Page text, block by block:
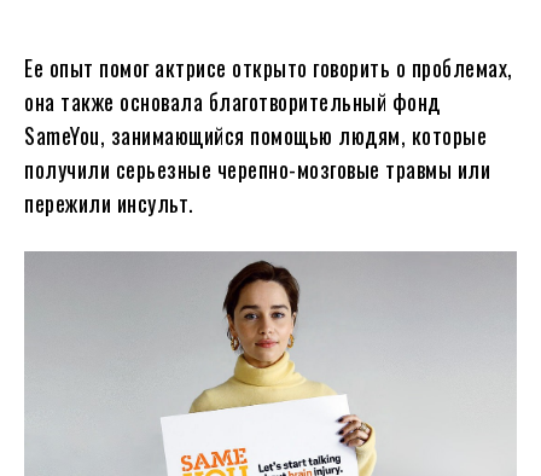
Ее опыт помог актрисе открыто говорить о проблемах,
она также основала благотворительный фонд
SameYou, занимающийся помощью людям, которые
получили серьезные черепно-мозговые травмы или
пережили инсульт.